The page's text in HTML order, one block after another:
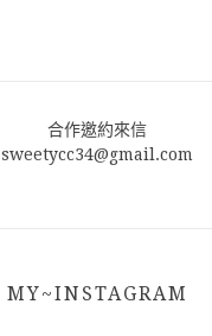
合作邀約來信
sweetycc34@gmail.com
MY~INSTAGRAM